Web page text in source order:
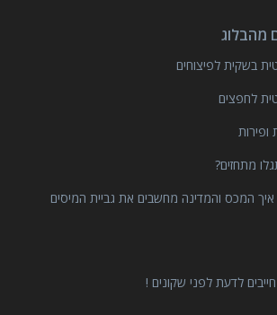
מהבלוג
בשקית לפיצוחים
לחפצים
ופירות
מתחזים?
איך המכס והמדינה מחשבים את גביית המיסים
לדעת לפני שקונים !